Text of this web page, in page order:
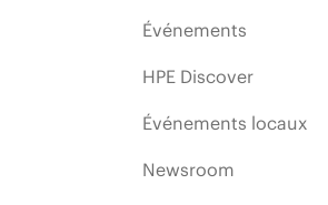
Événements
HPE Discover
Événements locaux
Newsroom